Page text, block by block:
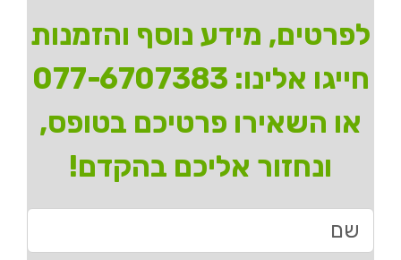
לפרטים, מידע נוסף והזמנות
חייגו אלינו: 077-6707383
או השאירו פרטיכם בטופס,
ונחזור אליכם בהקדם!